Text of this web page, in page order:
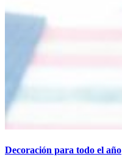
Decoración para todo el año